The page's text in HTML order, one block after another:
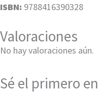
ISBN: 9788416390328
Valoraciones
No hay valoraciones aún.
Sé el primero